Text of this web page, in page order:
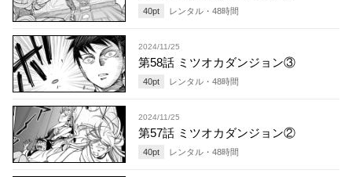
40pt レンタル・ 48時間
2024/11/25
第58話 ミツオカダンジョン③
40pt レンタル・ 48時間
2024/11/25
第57話 ミツオカダンジョン②
40pt レンタル・ 48時間